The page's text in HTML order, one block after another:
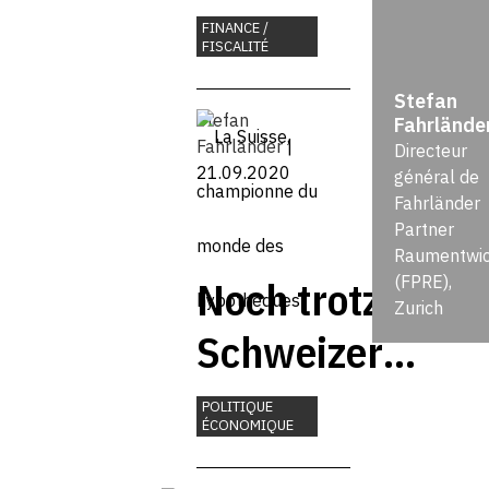
du monde
des
hypothèques
FINANCE /
FISCALITÉ
Stefan
Fahrländer|
21.09.2020
Noch trotzen die
Schweizer
der Krise
POLITIQUE
ÉCONOMIQUE
Stefan
Directeur
général de
Fahrländer
Partner
(FPRE),
Zurich